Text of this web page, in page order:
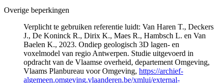
Overige beperkingen
Verplicht te gebruiken referentie luidt: Van Haren T., Deckers
J., De Koninck R., Dirix K., Maes R., Hambsch L. en Van
Baelen K., 2023. Ondiep geologisch 3D lagen- en
voxelmodel van regio Antwerpen. Studie uitgevoerd in
opdracht van de Vlaamse overheid, departement Omgeving,
Vlaams Planbureau voor Omgeving, https://archief-
algemeen.omgeving.vlaanderen.be/xmlui/external-